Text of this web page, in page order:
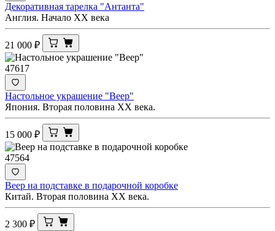
Декоративная тарелка "Антанта"
Англия. Начало ХХ века
21 000 ₽
47617
Настольное украшение "Веер"
Япония. Вторая половина ХХ века.
15 000 ₽
47564
Веер на подставке в подарочной коробке
Китай. Вторая половина ХХ века.
2 300 ₽